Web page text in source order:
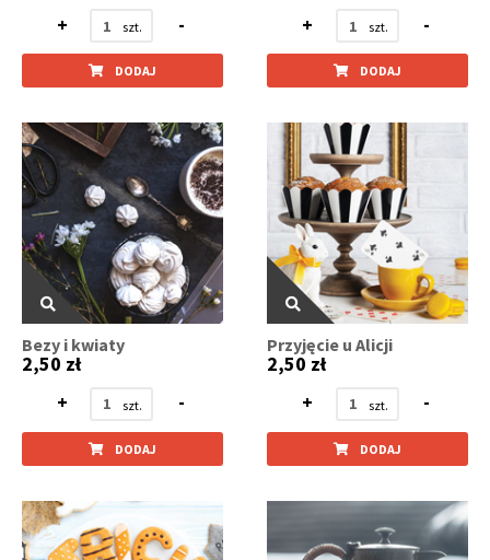
+
-
DODAJ
+
-
DODAJ
Bezy i kwiaty
2,50 zł
+
-
DODAJ
Przyjęcie u Alicji
2,50 zł
+
-
DODAJ